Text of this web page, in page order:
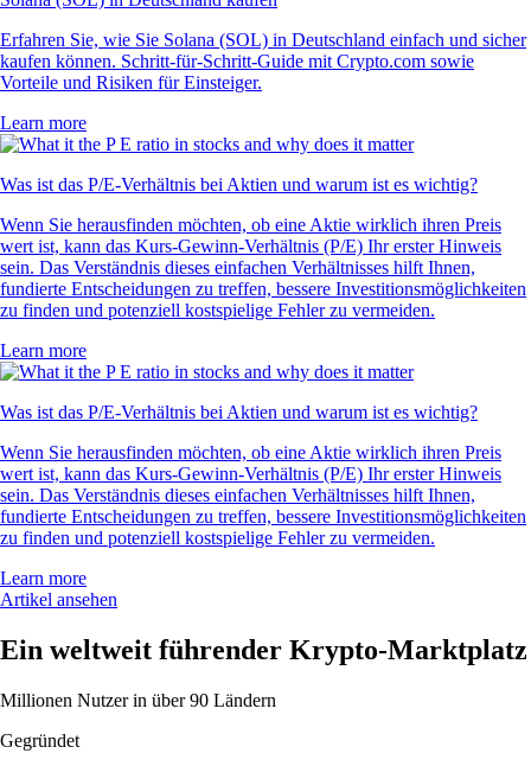
Erfahren Sie, wie Sie Solana (SOL) in Deutschland einfach und sicher
kaufen können. Schritt-für-Schritt-Guide mit Crypto.com sowie
Vorteile und Risiken für Einsteiger.
Learn more
Was ist das P/E-Verhältnis bei Aktien und warum ist es wichtig?
Wenn Sie herausfinden möchten, ob eine Aktie wirklich ihren Preis
wert ist, kann das Kurs-Gewinn-Verhältnis (P/E) Ihr erster Hinweis
sein. Das Verständnis dieses einfachen Verhältnisses hilft Ihnen,
fundierte Entscheidungen zu treffen, bessere Investitionsmöglichkeiten
zu finden und potenziell kostspielige Fehler zu vermeiden.
Learn more
Was ist das P/E-Verhältnis bei Aktien und warum ist es wichtig?
Wenn Sie herausfinden möchten, ob eine Aktie wirklich ihren Preis
wert ist, kann das Kurs-Gewinn-Verhältnis (P/E) Ihr erster Hinweis
sein. Das Verständnis dieses einfachen Verhältnisses hilft Ihnen,
fundierte Entscheidungen zu treffen, bessere Investitionsmöglichkeiten
zu finden und potenziell kostspielige Fehler zu vermeiden.
Learn more
Artikel ansehen
Ein weltweit führender Krypto-Marktplatz
Millionen Nutzer in über 90 Ländern
Gegründet